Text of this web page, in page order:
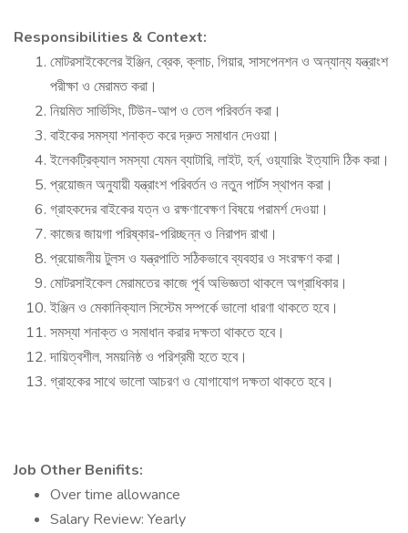
Responsibilities & Context:
মোটরসাইকেলের ইঞ্জিন, ব্রেক, ক্লাচ, গিয়ার, সাসপেনশন ও অন্যান্য যন্ত্রাংশ
পরীক্ষা ও মেরামত করা।
নিয়মিত সার্ভিসিং, টিউন-আপ ও তেল পরিবর্তন করা।
বাইকের সমস্যা শনাক্ত করে দ্রুত সমাধান দেওয়া।
ইলেকট্রিক্যাল সমস্যা যেমন ব্যাটারি, লাইট, হর্ন, ওয়্যারিং ইত্যাদি ঠিক করা।
প্রয়োজন অনুযায়ী যন্ত্রাংশ পরিবর্তন ও নতুন পার্টস স্থাপন করা।
গ্রাহকদের বাইকের যত্ন ও রক্ষণাবেক্ষণ বিষয়ে পরামর্শ দেওয়া।
কাজের জায়গা পরিষ্কার-পরিচ্ছন্ন ও নিরাপদ রাখা।
প্রয়োজনীয় টুলস ও যন্ত্রপাতি সঠিকভাবে ব্যবহার ও সংরক্ষণ করা।
মোটরসাইকেল মেরামতের কাজে পূর্ব অভিজ্ঞতা থাকলে অগ্রাধিকার।
ইঞ্জিন ও মেকানিক্যাল সিস্টেম সম্পর্কে ভালো ধারণা থাকতে হবে।
সমস্যা শনাক্ত ও সমাধান করার দক্ষতা থাকতে হবে।
দায়িত্বশীল, সময়নিষ্ঠ ও পরিশ্রমী হতে হবে।
গ্রাহকের সাথে ভালো আচরণ ও যোগাযোগ দক্ষতা থাকতে হবে।
Job Other Benifits:
Over time allowance
Salary Review: Yearly